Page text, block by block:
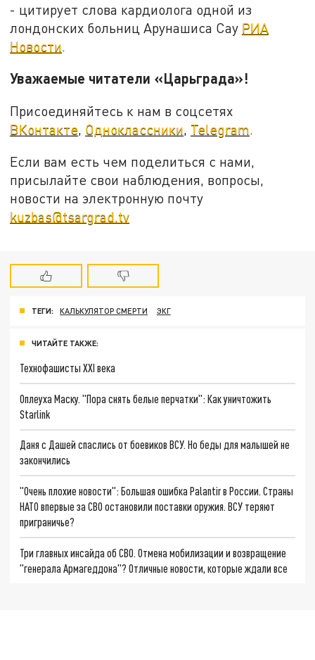
- цитирует слова кардиолога одной из
лондонских больниц Арунашиса Сау РИА
Новости
Уважаемые читатели «Царьграда»!
Присоединяйтесь к нам в соцсетях
ВКонтакте, Одноклассники, Telegram.
Если вам есть чем поделиться с нами,
присылайте свои наблюдения, вопросы,
новости на электронную почту
kuzbas@tsargrad.tv
ТЕГИ: КАЛЬКУЛЯТОР СМЕРТИ ЭКГ
ЧИТАЙТЕ ТАКЖЕ:
Технофашисты XXI века
Оплеуха Маску. "Пора снять белые перчатки": Как уничтожить
Starlink
Даня с Дашей спаслись от боевиков ВСУ. Но беды для малышей не
закончились
"Очень плохие новости": Большая ошибка Palantir в России. Страны
НАТО впервые за СВО остановили поставки оружия. ВСУ теряют
приграничье?
Три главных инсайда об СВО. Отмена мобилизации и возвращение
"генерала Армагеддона"? Отличные новости, которые ждали все